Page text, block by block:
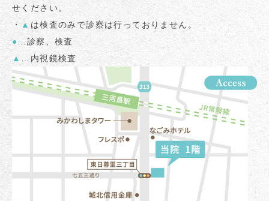
せください。
・ ▲ は検査のみで診察は行っておりません。
●…診察、検査
▲ …内視鏡検査